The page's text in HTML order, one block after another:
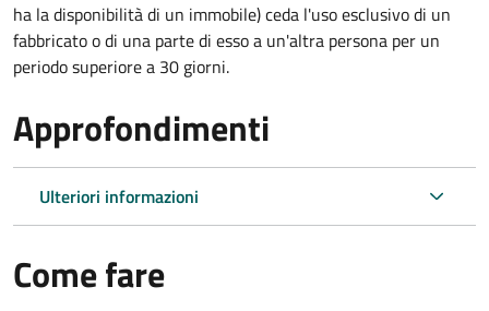
ha la disponibilità di un immobile) ceda l'uso esclusivo di un
fabbricato o di una parte di esso a un'altra persona per un
periodo superiore a 30 giorni.
Approfondimenti
Ulteriori informazioni
Come fare